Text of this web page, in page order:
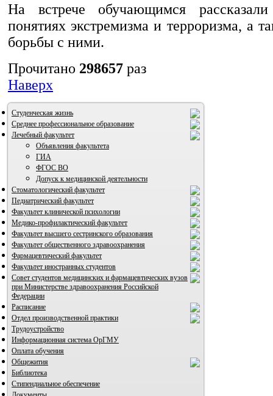
На встрече обучающимся
понятиях экстремизма и терроризма, а
борьбы с ними.
Прочитано 298657 раз
Наверх
Студенческая жизнь
Среднее профессиональное образование
Лечебный факультет
Объявления факультета
ГИА
ФГОС ВО
Допуск к медицинской деятельности
Стоматологический факультет
Педиатрический факультет
Факультет клинической психологии
Медико-профилактический факультет
Факультет высшего сестринского образования
Факультет общественного здравоохранения
Фармацевтический факультет
Факультет иностранных студентов
Совет студентов медицинских и фармацевтических вузов
при Министерстве здравоохранения Российской
Федерации
Расписание
Отдел производственной практики
Трудоустройство
Информационная система ОрГМУ
Оплата обучения
Общежития
Библиотека
Стипендиальное обеспечение